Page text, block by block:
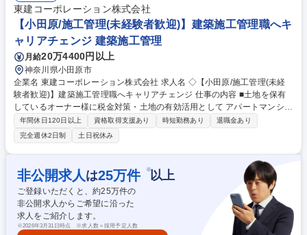
スキルに応じて最適な建設プラン(配置計画)の作成業務および建設費用の
積算業務をご担当いただくこともあります■日々の業務でiPadを使用し施
工管理を支援する同社独自のシステムがあります 募集職種 ◇【藤沢/施工
管理(未経験者歓迎)】建築施工管理職へキャリアチェンジ
東建コーポレーション株式会社
【小田原/施工管理(未経験者歓迎)】建築施工管理職へキ
ャリアチェンジ 建築施工管理
月給20万4400円以上
神奈川県小田原市
企業名 東建コーポレーション株式会社 求人名 ◇【小田原/施工管理(未経
験者歓迎)】建築施工管理職へキャリアチェンジ 仕事の内容 ■土地を保有
しているオーナー様に税金対策・土地の有効活用として アパートマンショ
ンの提案を行う当社。自社物件の賃貸マンション/ アパート/貸店舗等にお
ける施工管理業務全般をお任せします。 ※未経験歓迎 【業務】■賃貸建物
（木造2×4、RCマンション）の建築工事において、元請けの立場として安
全・品質・工程等の現場管理を巡回管理にて実施していただきます（他社
JVは一切ありません）※一部物件により一現場常駐となります■ご経験・
スキルに応じて最適な建設プラン(配置計画)の作成業務および建設費用の
積算業務をご担当いただくこともあります■日々の業務でiPadを使用し施
工管理を支援する同社独自のシステムがあります 募集職種 ◇【小田原/施
工管理(未経験者歓迎)】建築施工管理職へキャリアチェンジ
年間休日120日以上 資格取得支援あり 時短勤務あり
退職金あり
完全週休2日制
土日祝休み
非公開求人 は25万件 ※以上
ご登録いただくと、約25万件の
非公開求人からご希望に沿った
求人をご紹介します。
※2026年3月31日時点 ※求人数＝採用予定人数